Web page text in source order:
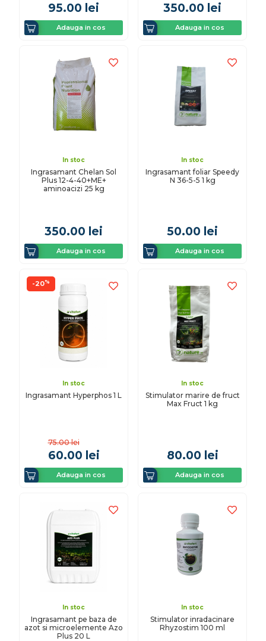
95.00 lei
Adauga in cos
350.00 lei
Adauga in cos
In stoc
Ingrasamant Chelan Sol
Plus 12-4-40+ME+
aminoacizi 25 kg
350.00 lei
Adauga in cos
In stoc
Ingrasamant foliar Speedy
N 36-5-5 1 kg
50.00 lei
Adauga in cos
-20%
In stoc
Ingrasamant Hyperphos 1 L
75.00 lei
60.00 lei
Adauga in cos
In stoc
Stimulator marire de fruct
Max Fruct 1 kg
80.00 lei
Adauga in cos
In stoc
Ingrasamant pe baza de
azot si microelemente Azo
Plus 20 L
In stoc
Stimulator inradacinare
Rhyzostim 100 ml